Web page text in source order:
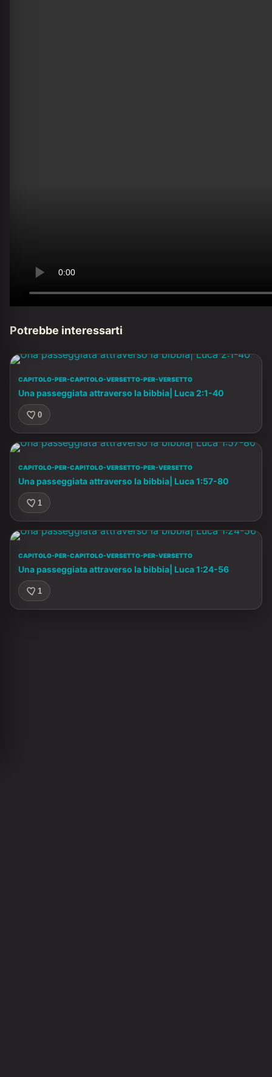
Potrebbe interessarti
CAPITOLO-PER-CAPITOLO-VERSETTO-PER-VERSETTO
Una passeggiata attraverso la bibbia| Luca 2:1-40
0
CAPITOLO-PER-CAPITOLO-VERSETTO-PER-VERSETTO
Una passeggiata attraverso la bibbia| Luca 1:57-80
1
CAPITOLO-PER-CAPITOLO-VERSETTO-PER-VERSETTO
Una passeggiata attraverso la bibbia| Luca 1:24-56
1